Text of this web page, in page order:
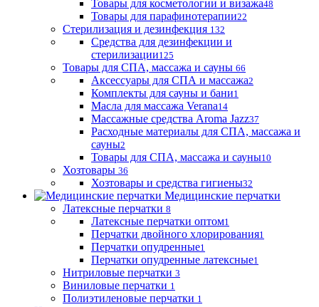
Товары для косметологии и визажа48
Товары для парафинотерапии22
Стерилизация и дезинфекция 132
Средства для дезинфекции и
стерилизации125
Товары для СПА, массажа и сауны 66
Аксессуары для СПА и массажа2
Комплекты для сауны и бани1
Масла для массажа Verana14
Массажные средства Aroma Jazz37
Расходные материалы для СПА, массажа и
сауны2
Товары для СПА, массажа и сауны10
Хозтовары 36
Хозтовары и средства гигиены32
Медицинские перчатки
Латексные перчатки 8
Латексные перчатки оптом1
Перчатки двойного хлорирования1
Перчатки опудренные1
Перчатки опудренные латексные1
Нитриловые перчатки 3
Виниловые перчатки 1
Полиэтиленовые перчатки 1